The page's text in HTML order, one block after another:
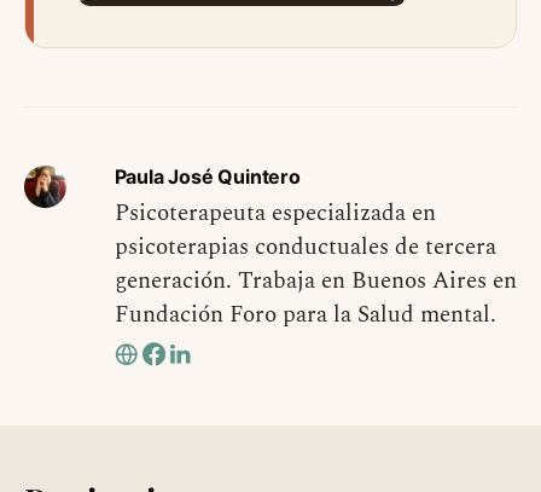
Paula José Quintero
Psicoterapeuta especializada en
psicoterapias conductuales de tercera
generación. Trabaja en Buenos Aires en
Fundación Foro para la Salud mental.